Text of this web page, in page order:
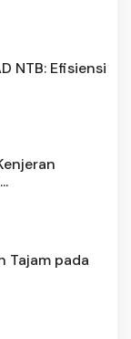
NTB: Efisiensi
Tajam pada